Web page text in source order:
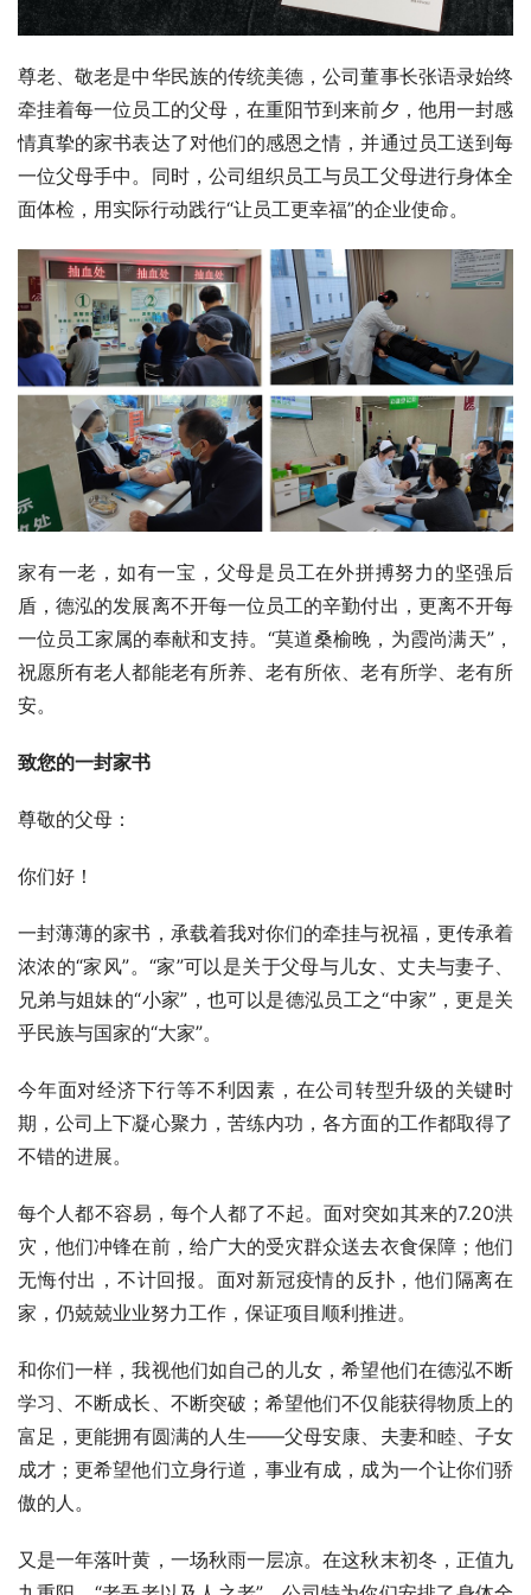
尊老、敬老是中华民族的传统美德，公司董事长张语录始终
牵挂着每一位员工的父母，在重阳节到来前夕，他用一封感
情真挚的家书表达了对他们的感恩之情，并通过员工送到每
一位父母手中。同时，公司组织员工与员工父母进行身体全
面体检，用实际行动践行“让员工更幸福”的企业使命。
家有一老，如有一宝，父母是员工在外拼搏努力的坚强后
盾，德泓的发展离不开每一位员工的辛勤付出，更离不开每
一位员工家属的奉献和支持。“莫道桑榆晚，为霞尚满天”，
祝愿所有老人都能老有所养、老有所依、老有所学、老有所
安。
致您的一封家书
尊敬的父母：
你们好！
一封薄薄的家书，承载着我对你们的牵挂与祝福，更传承着
浓浓的“家风”。“家”可以是关于父母与儿女、丈夫与妻子、
兄弟与姐妹的“小家”，也可以是德泓员工之“中家”，更是关
乎民族与国家的“大家”。
今年面对经济下行等不利因素，在公司转型升级的关键时
期，公司上下凝心聚力，苦练内功，各方面的工作都取得了
不错的进展。
每个人都不容易，每个人都了不起。面对突如其来的7.20洪
灾，他们冲锋在前，给广大的受灾群众送去衣食保障；他们
无悔付出，不计回报。面对新冠疫情的反扑，他们隔离在
家，仍兢兢业业努力工作，保证项目顺利推进。
和你们一样，我视他们如自己的儿女，希望他们在德泓不断
学习、不断成长、不断突破；希望他们不仅能获得物质上的
富足，更能拥有圆满的人生——父母安康、夫妻和睦、子女
成才；更希望他们立身行道，事业有成，成为一个让你们骄
傲的人。
又是一年落叶黄，一场秋雨一层凉。在这秋末初冬，正值九